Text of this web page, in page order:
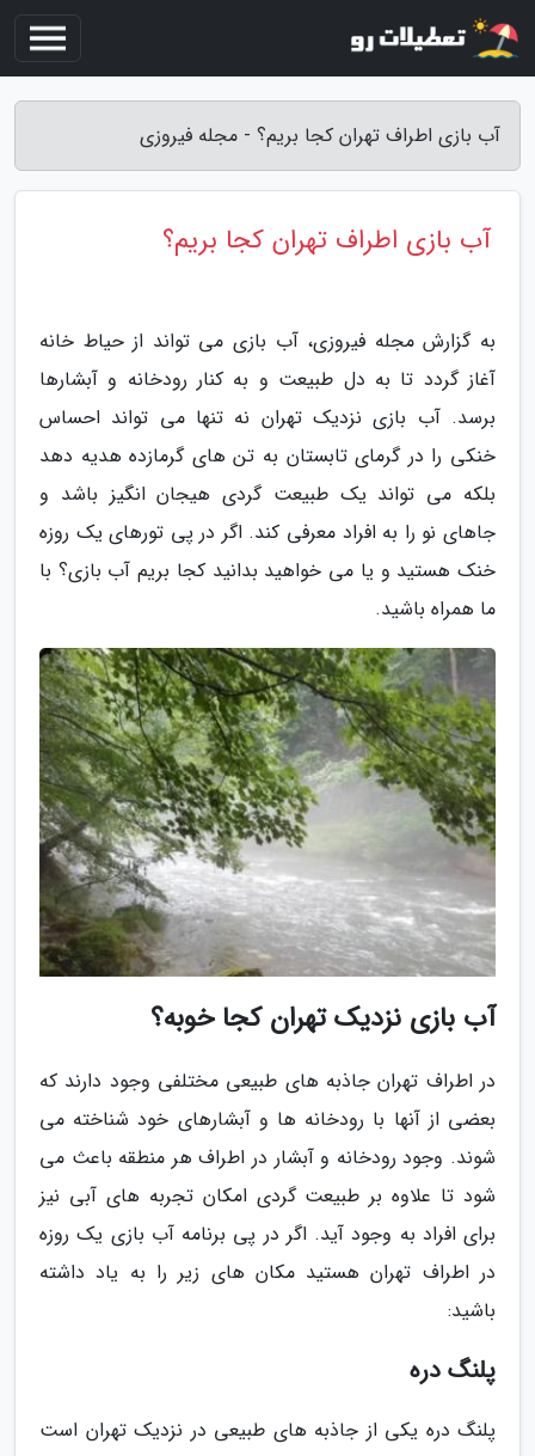
آب بازی اطراف تهران کجا بریم؟ - مجله فیروزی
آب بازی اطراف تهران کجا بریم؟
به گزارش مجله فیروزی، آب بازی می تواند از حیاط خانه
آغاز گردد تا به دل طبیعت و به کنار رودخانه و آبشارها
برسد. آب بازی نزدیک تهران نه تنها می تواند احساس
خنکی را در گرمای تابستان به تن های گرمازده هدیه دهد
بلکه می تواند یک طبیعت گردی هیجان انگیز باشد و
جاهای نو را به افراد معرفی کند. اگر در پی تورهای یک روزه
خنک هستید و یا می خواهید بدانید کجا بریم آب بازی؟ با
ما همراه باشید.
آب بازی نزدیک تهران کجا خوبه؟
در اطراف تهران جاذبه های طبیعی مختلفی وجود دارند که
بعضی از آنها با رودخانه ها و آبشارهای خود شناخته می
شوند. وجود رودخانه و آبشار در اطراف هر منطقه باعث می
شود تا علاوه بر طبیعت گردی امکان تجربه های آبی نیز
برای افراد به وجود آید. اگر در پی برنامه آب بازی یک روزه
در اطراف تهران هستید مکان های زیر را به یاد داشته
باشید:
پلنگ دره
پلنگ دره یکی از جاذبه های طبیعی در نزدیک تهران است